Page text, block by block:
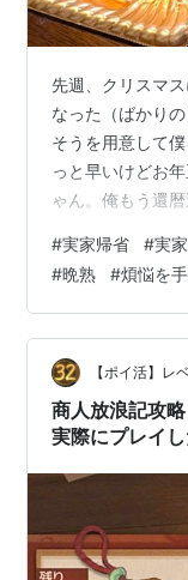
先週、クリスマ
なった（ばかり
そうを用意して
っと早いけどお
ゃん。俺もう還
にもらっといて
孝行かな、とあ
をあげなければ
そう言えば、以
いを渡していた
も、 母はもう生
#実家帰省 #実
#晩熟 #煩悩を
【ポイ活】
商人放浪記攻
実際にプレイ